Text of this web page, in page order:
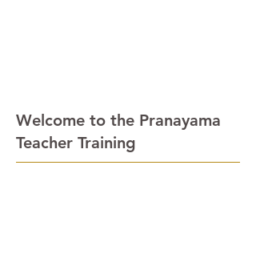
Welcome to the Pranayama
Teacher Training